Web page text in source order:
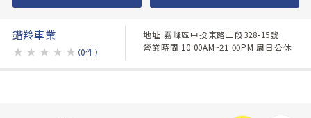
鍇羚車業
★ ★ ★ ★ ★ （0件）
地址:霧峰區中投東路二段328-15號
營業時間:10:00AM~21:00PM 周日公休